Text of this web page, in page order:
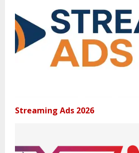
Streaming Ads 2026